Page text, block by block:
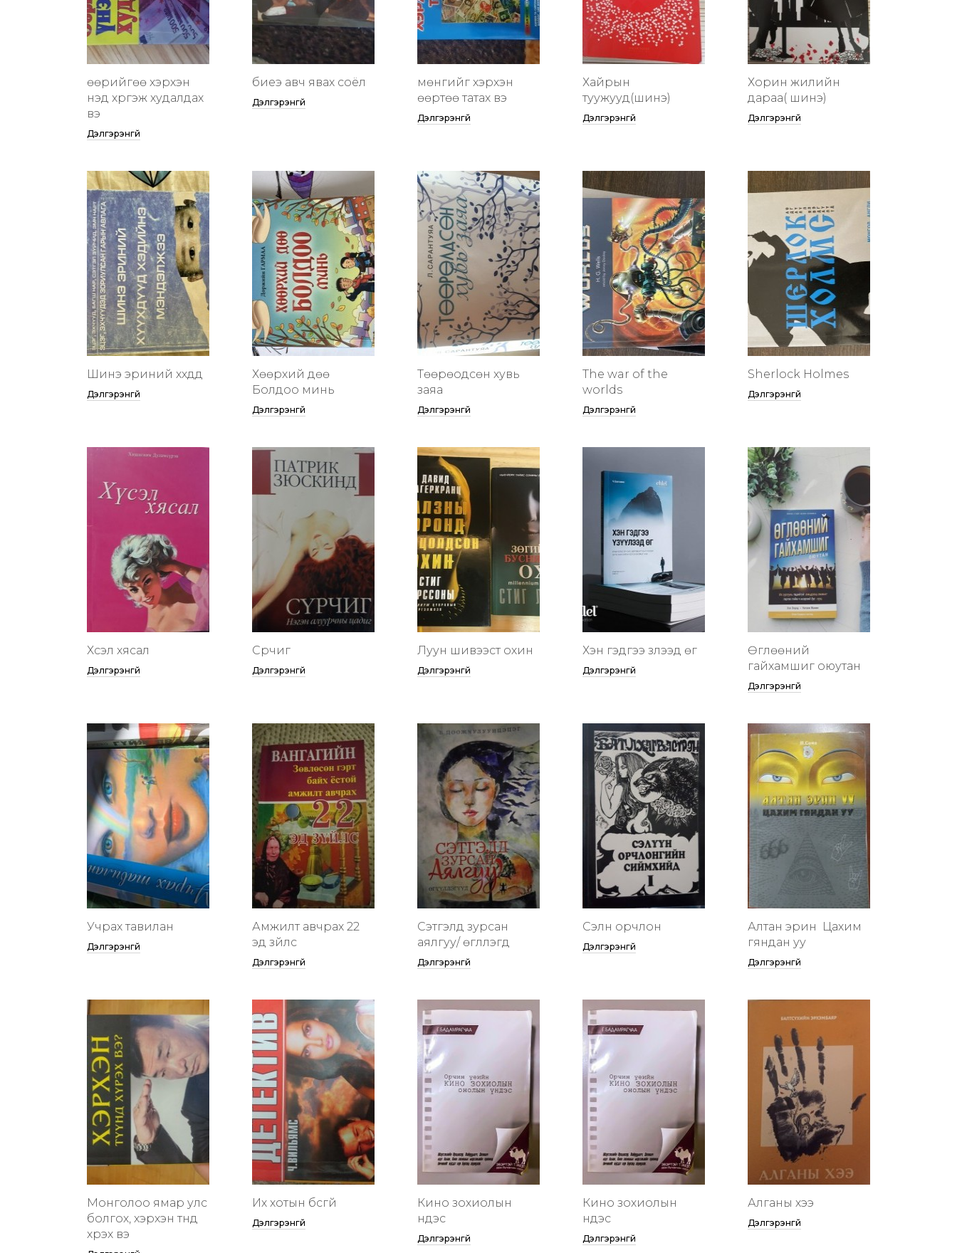
өөрийгөө хэрхэн
үнэд хүргэж худалдах
вэ
Дэлгэрэнгүй
биеэ авч явах соёл
Дэлгэрэнгүй
мөнгийг хэрхэн
өөртөө татах вэ
Дэлгэрэнгүй
Хайрын
туужууд(шинэ)
Дэлгэрэнгүй
Хорин жилийн
дараа( шинэ)
Дэлгэрэнгүй
Шинэ эриний хүүхдүүд
Дэлгэрэнгүй
Хөөрхий дөө
Болдоо минь
Дэлгэрэнгүй
Төөрөодсөн хувь
заяа
Дэлгэрэнгүй
The war of the
worlds
Дэлгэрэнгүй
Sherlock Holmes
Дэлгэрэнгүй
Хүсэл хясал
Дэлгэрэнгүй
Сүрчиг
Дэлгэрэнгүй
Луун шивээст охин
Дэлгэрэнгүй
Хэн гэдгээ үзүүлээд өг
Дэлгэрэнгүй
Өглөөний
гайхамшиг оюутан
Дэлгэрэнгүй
Учрах тавилан
Дэлгэрэнгүй
Амжилт авчрах 22
эд зүйлс
Дэлгэрэнгүй
Сэтгэлд зурсан
аялгуу/ өгүүллэгүүд
Дэлгэрэнгүй
Сэлүүн орчлон
Дэлгэрэнгүй
Алтан эрин үү Цахим
гяндан уу
Дэлгэрэнгүй
Монголоо ямар улс
болгох, хэрхэн түүнд
хүрэх вэ
Их хотын бүсгүй
Дэлгэрэнгүй
Кино зохиолын
үндэс
Дэлгэрэнгүй
Кино зохиолын
үндэс
Дэлгэрэнгүй
Алганы хээ
Дэлгэрэнгүй